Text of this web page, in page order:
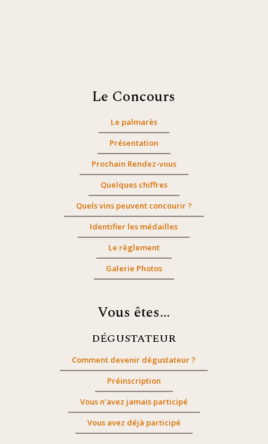
Le Concours
Le palmarès
Présentation
Prochain Rendez-vous
Quelques chiffres
Quels vins peuvent concourir ?
Identifier les médailles
Le règlement
Galerie Photos
Vous êtes…
DÉGUSTATEUR
Comment devenir dégustateur ?
Préinscription
Vous n’avez jamais participé
Vous avez déjà participé